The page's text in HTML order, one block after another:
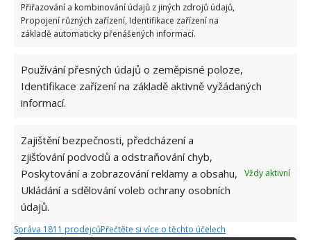
Přiřazování a kombinování údajů z jiných zdrojů údajů,
Propojení různých zařízení, Identifikace zařízení na
základě automaticky přenášených informací.
Používání přesných údajů o zeměpisné poloze,
Identifikace zařízení na základě aktivně vyžádaných
informací.
Zajištění bezpečnosti, předcházení a
zjišťování podvodů a odstraňování chyb,
Poskytování a zobrazování reklamy a obsahu,
Ukládání a sdělování voleb ochrany osobních
údajů.
Vždy aktivní
Správa 1811 prodejcůPřečtěte si více o těchto účelech
Toaleta není odpadkový koš aneb co do
kanalizace rozhodně nepatří
Už žádný zápach z kuchyňského dřezu. Na
vyčištění odpadu stačí jedna surovina, kterou
má každý doma
ucpaný odpad